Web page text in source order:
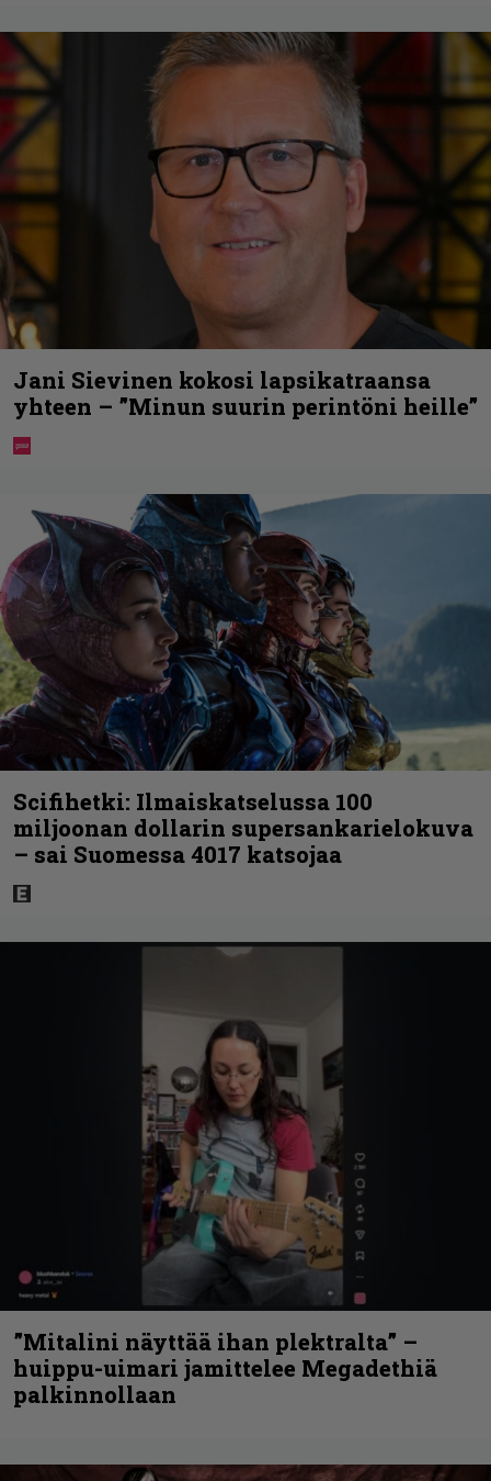
Jani Sievinen kokosi lapsikatraansa
yhteen – ”Minun suurin perintöni heille”
Scifihetki: Ilmaiskatselussa 100
miljoonan dollarin supersankarielokuva
– sai Suomessa 4017 katsojaa
”Mitalini näyttää ihan plektralta” –
huippu-uimari jamittelee Megadethiä
palkinnollaan